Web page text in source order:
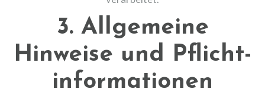
3. Allgemeine
Hinweise und Pflicht­
informationen